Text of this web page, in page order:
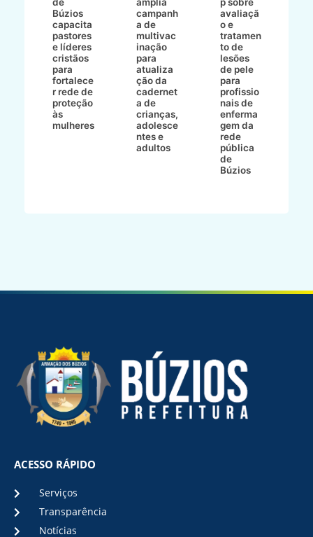
Búzios
capacita
pastores
e líderes
cristãos
para
fortalece
r rede de
proteção
às
mulheres
campanh
a de
multivac
inação
para
atualiza
ção da
cadernet
a de
crianças,
adolesce
ntes e
adultos
avaliaçã
o e
tratamen
to de
lesões
de pele
para
profissio
nais de
enferma
gem da
rede
pública
de
Búzios
ACESSO RÁPIDO
Serviços
Transparência
Notícias